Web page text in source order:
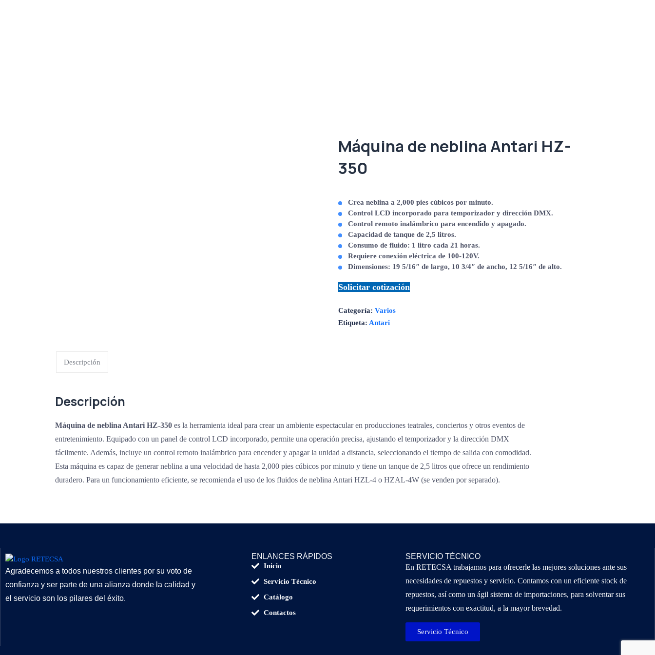
Máquina de neblina Antari HZ-
350
Crea neblina a 2,000 pies cúbicos por minuto.
Control LCD incorporado para temporizador y dirección DMX.
Control remoto inalámbrico para encendido y apagado.
Capacidad de tanque de 2,5 litros.
Consumo de fluido: 1 litro cada 21 horas.
Requiere conexión eléctrica de 100-120V.
Dimensiones: 19 5/16″ de largo, 10 3/4″ de ancho, 12 5/16″ de alto.
Solicitar cotización
Categoría:Varios
Etiqueta: Antari
Descripción
Descripción
Máquina de neblina Antari HZ-350 es la herramienta ideal para crear un ambiente espectacular en producciones teatrales, conciertos y otros eventos de
entretenimiento. Equipado con un panel de control LCD incorporado, permite una operación precisa, ajustando el temporizador y la dirección DMX
fácilmente. Además, incluye un control remoto inalámbrico para encender y apagar la unidad a distancia, seleccionando el tiempo de salida con comodidad.
Esta máquina es capaz de generar neblina a una velocidad de hasta 2,000 pies cúbicos por minuto y tiene un tanque de 2,5 litros que ofrece un rendimiento
duradero. Para un funcionamiento eficiente, se recomienda el uso de los fluidos de neblina Antari HZL-4 o HZAL-4W (se venden por separado).
Agradecemos a todos nuestros clientes por su voto de
confianza y ser parte de una alianza donde la calidad y
el servicio son los pilares del éxito.
ENLANCES RÁPIDOS
Inicio
Servicio Técnico
Catálogo
Contactos
SERVICIO TÉCNICO
En RETECSA trabajamos para ofrecerle las mejores soluciones ante sus
necesidades de repuestos y servicio. Contamos con un eficiente stock de
repuestos, así como un ágil sistema de importaciones, para solventar sus
requerimientos con exactitud, a la mayor brevedad.
Servicio Técnico